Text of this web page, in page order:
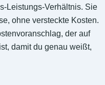
Leistungs-Verhältnis. Sie
ohne versteckte Kosten.
der auf
damit du genau weißt,